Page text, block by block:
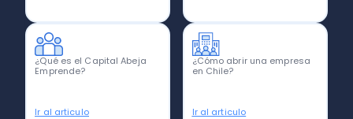
¿Qué es el Capital Abeja
Emprende?
Ir al articulo
¿Cómo abrir una empresa
en Chile?
Ir al articulo